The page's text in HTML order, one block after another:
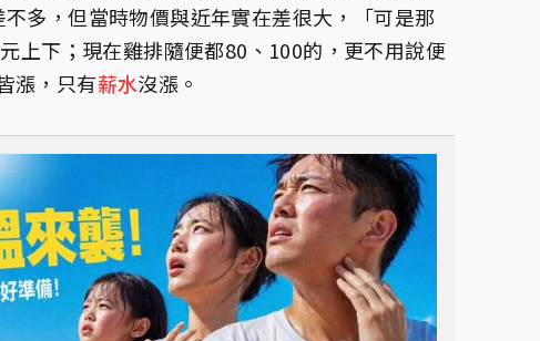
多，但當時物價與近年實在差很大，「可是那
上下；現在雞排隨便都80、100的，更不用說便
漲，只有薪水沒漲。